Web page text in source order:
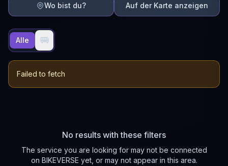
Wo bist du? Auf der Karte anzeigen
Alle 🚐
Failed to fetch
No results with these filters
The service you are looking for may not be connected
on BIKEVERSE yet, or may not appear in this area.